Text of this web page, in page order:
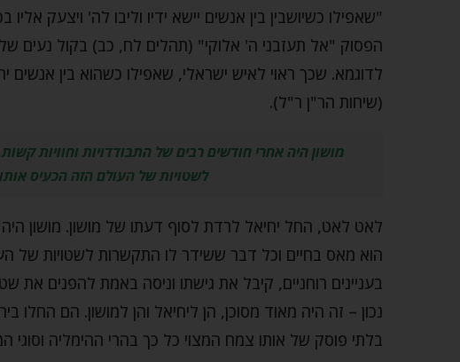
"שאפילו כשיושבין בין אנשים יישא ידיו וליבו לה' ויצעק
הפסוק "אל תעזבני ה' אלוקי" (תהלים לח, כב) בקול נעים
לדוגמא. שכך ראוי לאיש ישראלי, שאפילו כשהוא בין
(שיחות הר"ן ר"ל).
מושון היה אחרי חודשים רבים של התבודדויות וחוויות
לשטויות של העולם הזה הכעיס
לאט לאט, החל יחיאל לרדת לסוף דעתו של מושון. מושון היה
הוא מאס בחיים וכל דבר ששידר לו התקשרות לשטויות של
בעניינים רוחניים, קיבל את גישתו וניסה באמת להפנים
נכון – זה היה מאוד מסוכן, הן ליחיאל והן למושון. הם החלו
בלתי פוסק של אותו צמח המצוי כל כך בהרי ההימליה וסוגי